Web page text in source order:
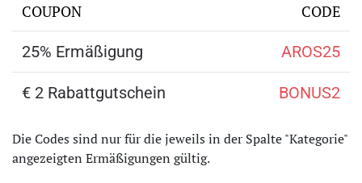
COUPON CODE
25% Ermäßigung AROS25
€ 2 Rabattgutschein BONUS2
Die Codes sind nur für die jeweils in der Spalte "Kategorie"
angezeigten Ermäßigungen gültig.